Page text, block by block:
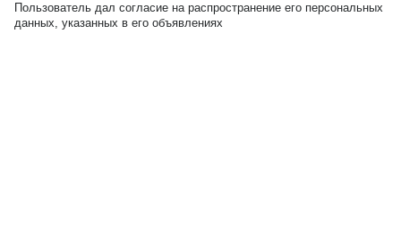
Пользователь дал согласие на распространение его персональных
данных, указанных в его объявлениях